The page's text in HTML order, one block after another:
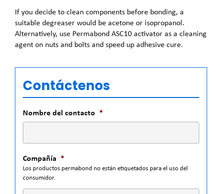
If you decide to clean components before bonding, a
suitable degreaser would be acetone or isopropanol.
Alternatively, use Permabond ASC10 activator as a cleaning
agent on nuts and bolts and speed up adhesive cure.
Contáctenos
Nombre del contacto *
Compañía *
Los productos permabond no están etiquetados para el uso del
consumidor.